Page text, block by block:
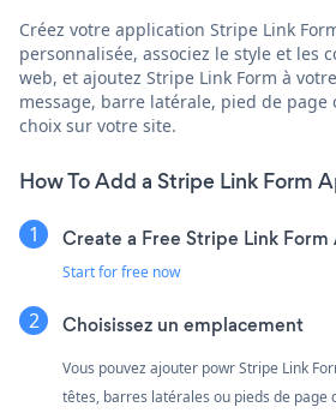
Créez votre application Stripe Link
personnalisée, associez le style et les
web, et ajoutez Stripe Link Form à
message, barre latérale, pied de
choix sur votre site.
How To Add a Stripe Link Form
Create a Free Stripe Link Form
Start for free now
Choisissez un emplacement
Vous pouvez ajouter powr Stripe Link
têtes, barres latérales ou pieds de page